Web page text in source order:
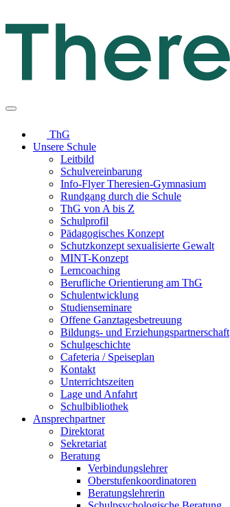
ThG
Unsere Schule
Leitbild
Schulvereinbarung
Info-Flyer Theresien-Gymnasium
Rundgang durch die Schule
ThG von A bis Z
Schulprofil
Pädagogisches Konzept
Schutzkonzept sexualisierte Gewalt
MINT-Konzept
Lerncoaching
Berufliche Orientierung am ThG
Schulentwicklung
Studienseminare
Offene Ganztagesbetreuung
Bildungs- und Erziehungspartnerschaft
Schulgeschichte
Cafeteria / Speiseplan
Kontakt
Unterrichtszeiten
Lage und Anfahrt
Schulbibliothek
Ansprechpartner
Direktorat
Sekretariat
Beratung
Verbindungslehrer
Oberstufenkoordinatoren
Beratungslehrerin